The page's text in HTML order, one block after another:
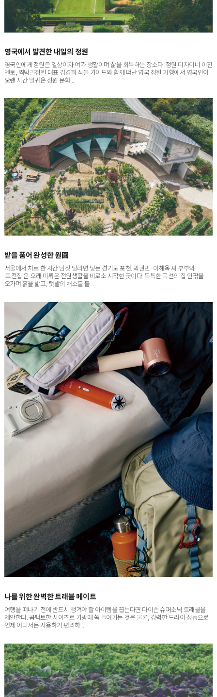
영국인에게 정원은 일상이자 여가 생활이며 삶을 회복하는 장소다. 정원 디자이너 이진
멘토, 찍박골정원 대표 김경희 식물 가이드와 함께 떠난 영국 정원 기행에서 영국인이
오랜 시간 일궈온 정원 문화...
서울에서 차로 한 시간 남짓 달리면 닿는 경기도 포천. 박권빈·이해옥 씨 부부의
'포전집'은 오래 미뤄온 전원생활을 비로소 시작한 곳이다. 독특한 곡선의 집 안팎을
오가며 흙을 밟고, 텃밭의 채소를 돌...
여행을 떠나기 전에 반드시 챙겨야 할 아이템을 꼽는다면 다이슨 슈퍼소닉 트래블을
제안한다. 콤팩트한 사이즈로 가방에 쏙 들어가는 것은 물론, 강력한 드라이 성능으로
언제 어디서든 사용하기 편리하...